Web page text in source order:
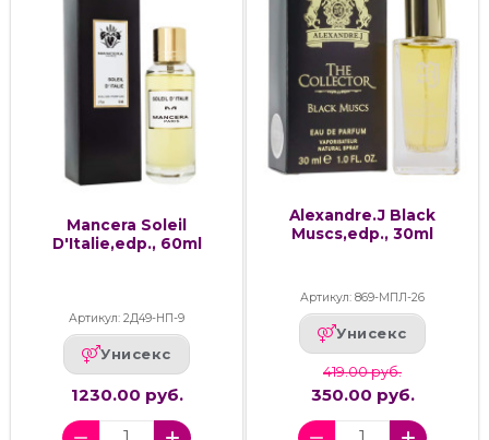
Mancera Soleil
D'Italie,edp., 60ml
Артикул: 2Д49-НП-9
Унисекс
1230.00 руб.
Alexandre.J Black
Muscs,edp., 30ml
Артикул: 869-МПЛ-26
Унисекс
419.00 руб.
350.00 руб.